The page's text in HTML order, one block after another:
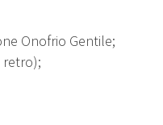
Onofrio Gentile;
retro);